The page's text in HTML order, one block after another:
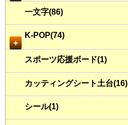
一文字(86)
＋
K-POP(74)
スポーツ応援ボード(1)
カッティングシート土台(16)
シール(1)